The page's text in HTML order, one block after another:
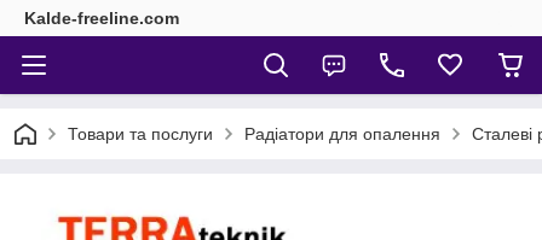
Kalde-freeline.com
Товари та послуги Радіатори для опалення Сталеві